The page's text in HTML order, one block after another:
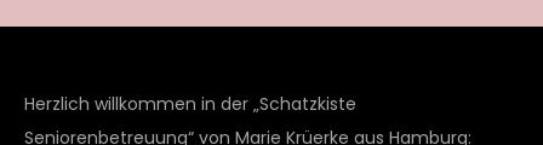
Herzlich willkommen in der „Schatzkiste
Seniorenbetreuung“ von Marie Krüerke aus Hamburg: